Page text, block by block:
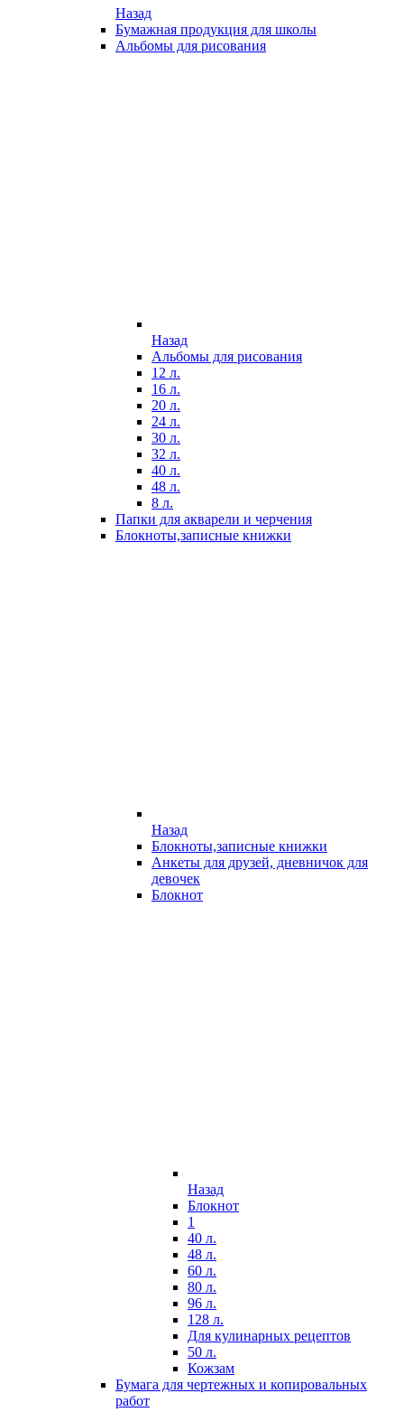
Назад
Бумажная продукция для школы
Альбомы для рисования
Назад
Альбомы для рисования
12 л.
16 л.
20 л.
24 л.
30 л.
32 л.
40 л.
48 л.
8 л.
Папки для акварели и черчения
Блокноты,записные книжки
Назад
Блокноты,записные книжки
Анкеты для друзей, дневничок для
девочек
Блокнот
Назад
Блокнот
1
40 л.
48 л.
60 л.
80 л.
96 л.
128 л.
Для кулинарных рецептов
50 л.
Кожзам
Бумага для чертежных и копировальных
работ